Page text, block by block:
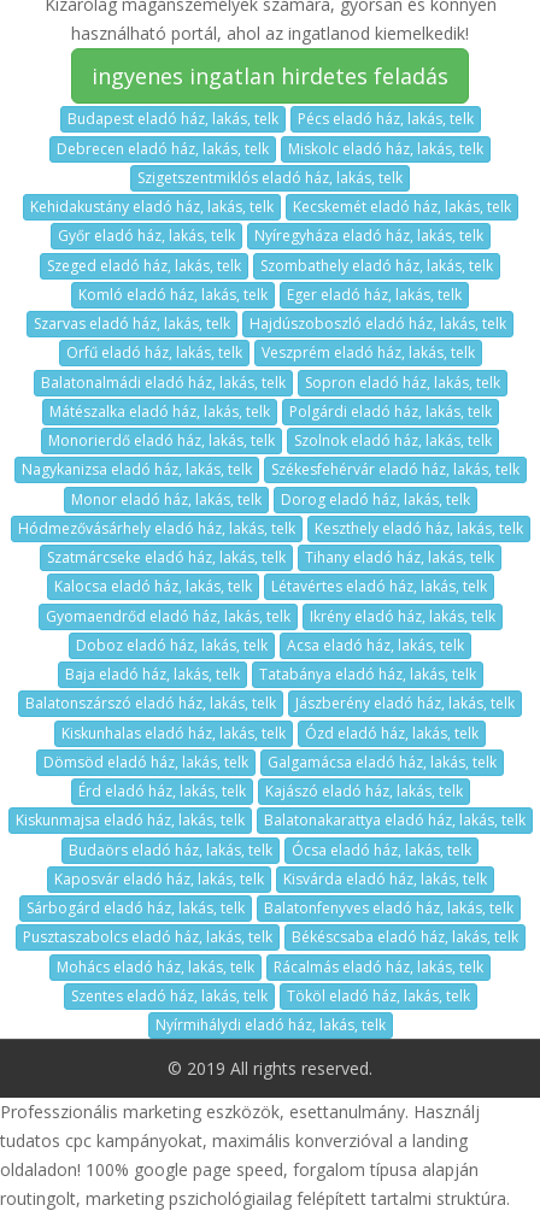
használható portál, ahol az ingatlanod kiemelkedik!
ingyenes ingatlan hirdetes feladás
Budapest eladó ház, lakás, telk
Pécs eladó ház, lakás, telk
Debrecen eladó ház, lakás, telk
Miskolc eladó ház, lakás, telk
Szigetszentmiklós eladó ház, lakás, telk
Kehidakustány eladó ház, lakás, telk
Kecskemét eladó ház, lakás, telk
Győr eladó ház, lakás, telk
Nyíregyháza eladó ház, lakás, telk
Szeged eladó ház, lakás, telk
Szombathely eladó ház, lakás, telk
Komló eladó ház, lakás, telk
Eger eladó ház, lakás, telk
Szarvas eladó ház, lakás, telk
Hajdúszoboszló eladó ház, lakás, telk
Orfű eladó ház, lakás, telk
Veszprém eladó ház, lakás, telk
Balatonalmádi eladó ház, lakás, telk
Sopron eladó ház, lakás, telk
Mátészalka eladó ház, lakás, telk
Polgárdi eladó ház, lakás, telk
Monorierdő eladó ház, lakás, telk
Szolnok eladó ház, lakás, telk
Nagykanizsa eladó ház, lakás, telk
Székesfehérvár eladó ház, lakás, telk
Monor eladó ház, lakás, telk
Dorog eladó ház, lakás, telk
Hódmezővásárhely eladó ház, lakás, telk
Keszthely eladó ház, lakás, telk
Szatmárcseke eladó ház, lakás, telk
Tihany eladó ház, lakás, telk
Kalocsa eladó ház, lakás, telk
Létavértes eladó ház, lakás, telk
Gyomaendrőd eladó ház, lakás, telk
Ikrény eladó ház, lakás, telk
Doboz eladó ház, lakás, telk
Acsa eladó ház, lakás, telk
Baja eladó ház, lakás, telk
Tatabánya eladó ház, lakás, telk
Balatonszárszó eladó ház, lakás, telk
Jászberény eladó ház, lakás, telk
Kiskunhalas eladó ház, lakás, telk
Ózd eladó ház, lakás, telk
Dömsöd eladó ház, lakás, telk
Galgamácsa eladó ház, lakás, telk
Érd eladó ház, lakás, telk
Kajászó eladó ház, lakás, telk
Kiskunmajsa eladó ház, lakás, telk
Balatonakarattya eladó ház, lakás, telk
Budaörs eladó ház, lakás, telk
Ócsa eladó ház, lakás, telk
Kaposvár eladó ház, lakás, telk
Kisvárda eladó ház, lakás, telk
Sárbogárd eladó ház, lakás, telk
Balatonfenyves eladó ház, lakás, telk
Pusztaszabolcs eladó ház, lakás, telk
Békéscsaba eladó ház, lakás, telk
Mohács eladó ház, lakás, telk
Rácalmás eladó ház, lakás, telk
Szentes eladó ház, lakás, telk
Tököl eladó ház, lakás, telk
Nyírmihálydi eladó ház, lakás, telk
© 2019 All rights reserved.
Professzionális marketing eszközök, esettanulmány. Használj
tudatos cpc kampányokat, maximális konverzióval a landing
oldaladon! 100% google page speed, forgalom típusa alapján
routingolt, marketing pszichológiailag felépített tartalmi struktúra.